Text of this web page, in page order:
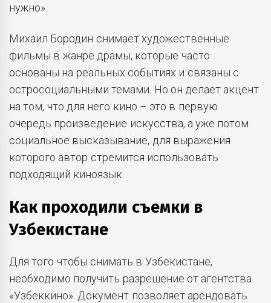
нужно».
Михаил Бородин снимает художественные
фильмы в жанре драмы, которые часто
основаны на реальных событиях и связаны с
остросоциальными темами. Но он делает акцент
на том, что для него кино – это в первую
очередь произведение искусства, а уже потом
социальное высказывание, для выражения
которого автор стремится использовать
подходящий киноязык.
Как проходили съемки в
Узбекистане
Для того чтобы снимать в Узбекистане,
необходимо получить разрешение от агентства
«Узбеккино». Документ позволяет арендовать